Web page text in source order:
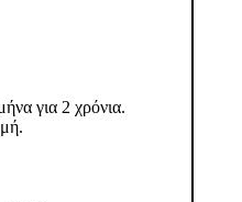
για 2 χρόνια.